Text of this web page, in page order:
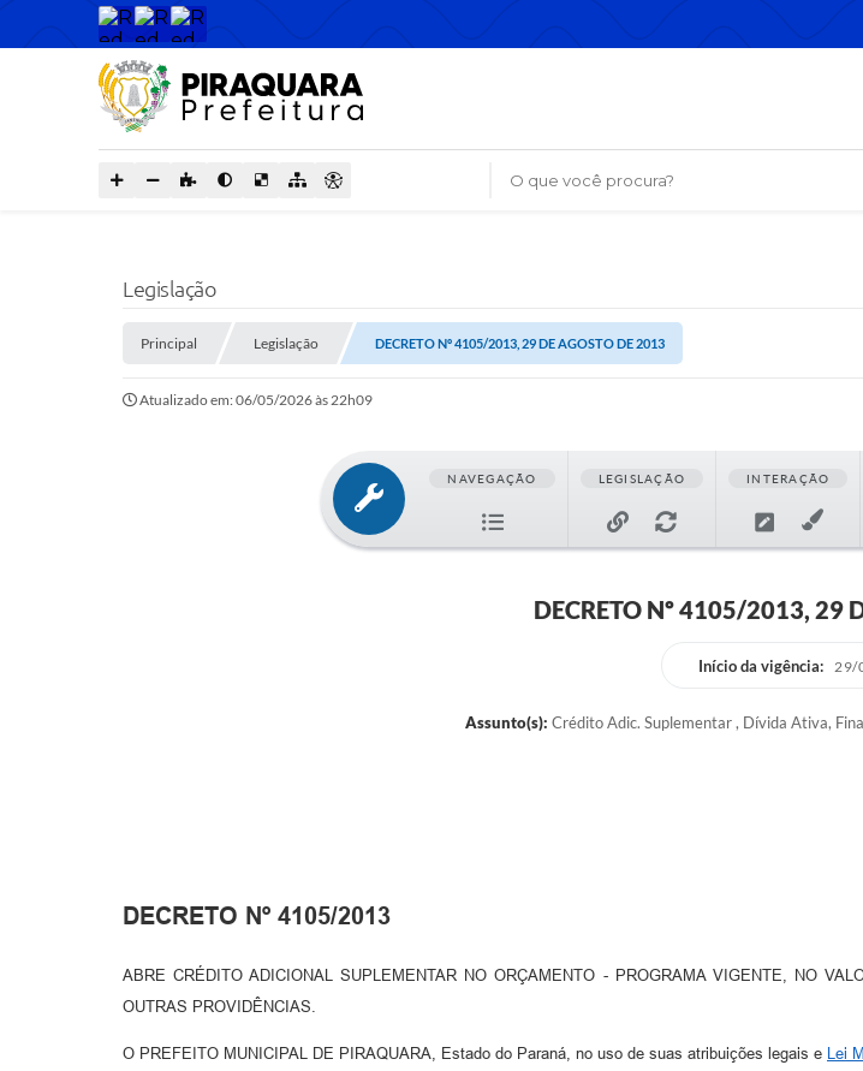
O que você procura?
Legislação
Principal Legislação DECRETO Nº 4105/2013, 29 DE AGOSTO DE 2013
Atualizado em: 06/05/2026 às 22h09
NAVEGAÇÃO LEGISLAÇÃO INTERAÇÃO
DECRETO Nº 4105/2013, 29
Início da vigência: 29/
Assunto(s): Crédito Adic. Suplementar , Dívida Ativa,
DECRETO Nº 4105/2013
ABRE CRÉDITO ADICIONAL SUPLEMENTAR NO ORÇAMENTO - PROGRAMA VIGENTE, NO
OUTRAS PROVIDÊNCIAS.
O PREFEITO MUNICIPAL DE PIRAQUARA, Estado do Paraná, no uso de suas atribuições legais e Lei